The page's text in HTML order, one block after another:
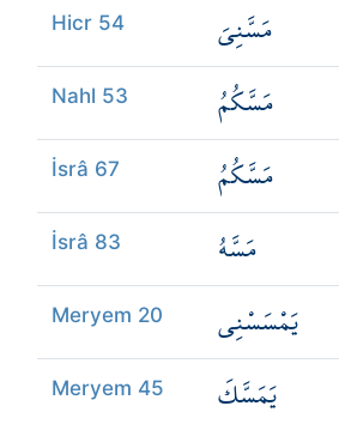
Hicr 54 مَسَّنِيَ
Nahl 53 مَسَّكُمُ
İsrâ 67 مَسَّكُمُ
İsrâ 83 مَسَّهُ
Meryem 20 يَمْسَسْنِي
Meryem 45 يَمَسَّكَ